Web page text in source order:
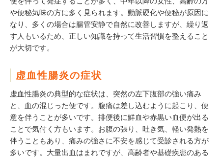
や便秘気味の方に多く見られます。動脈硬化や便秘が原因に
なり、多くの場合は腸管安静で自然に改善しますが、繰り返
す人もいるため、正しい知識を持って生活習慣を整えること
が大切です。
虚血性腸炎の症状
虚血性腸炎の典型的な症状は、突然の左下腹部の強い痛み
と、血の混じった便です。腹痛は差し込むように起こり、便
意を伴うことが多いです。排便後に鮮血や赤黒い血便が出る
ことで気付く方もいます。お腹の張り、吐き気、軽い発熱を
伴うこともあり、痛みの強さに不安を感じて受診される方が
多いです。大量出血はまれですが、高齢者や基礎疾患のある